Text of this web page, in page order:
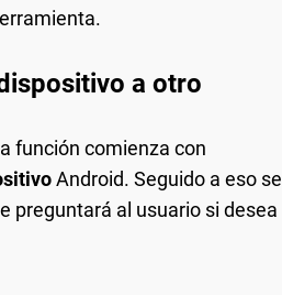
a otro
función comienza con
Android. Seguido a eso se
preguntará al usuario si desea